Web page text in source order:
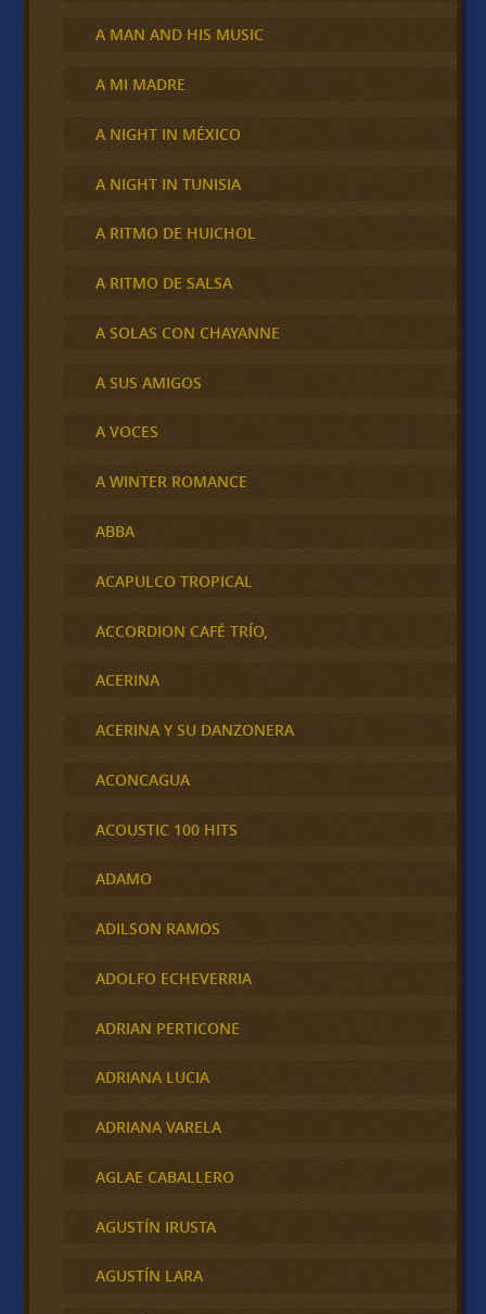
A MAN AND HIS MUSIC
A MI MADRE
A NIGHT IN MÉXICO
A NIGHT IN TUNISIA
A RITMO DE HUICHOL
A RITMO DE SALSA
A SOLAS CON CHAYANNE
A SUS AMIGOS
A VOCES
A WINTER ROMANCE
ABBA
ACAPULCO TROPICAL
ACCORDION CAFÉ TRÍO,
ACERINA
ACERINA Y SU DANZONERA
ACONCAGUA
ACOUSTIC 100 HITS
ADAMO
ADILSON RAMOS
ADOLFO ECHEVERRIA
ADRIAN PERTICONE
ADRIANA LUCIA
ADRIANA VARELA
AGLAE CABALLERO
AGUSTÍN IRUSTA
AGUSTÍN LARA